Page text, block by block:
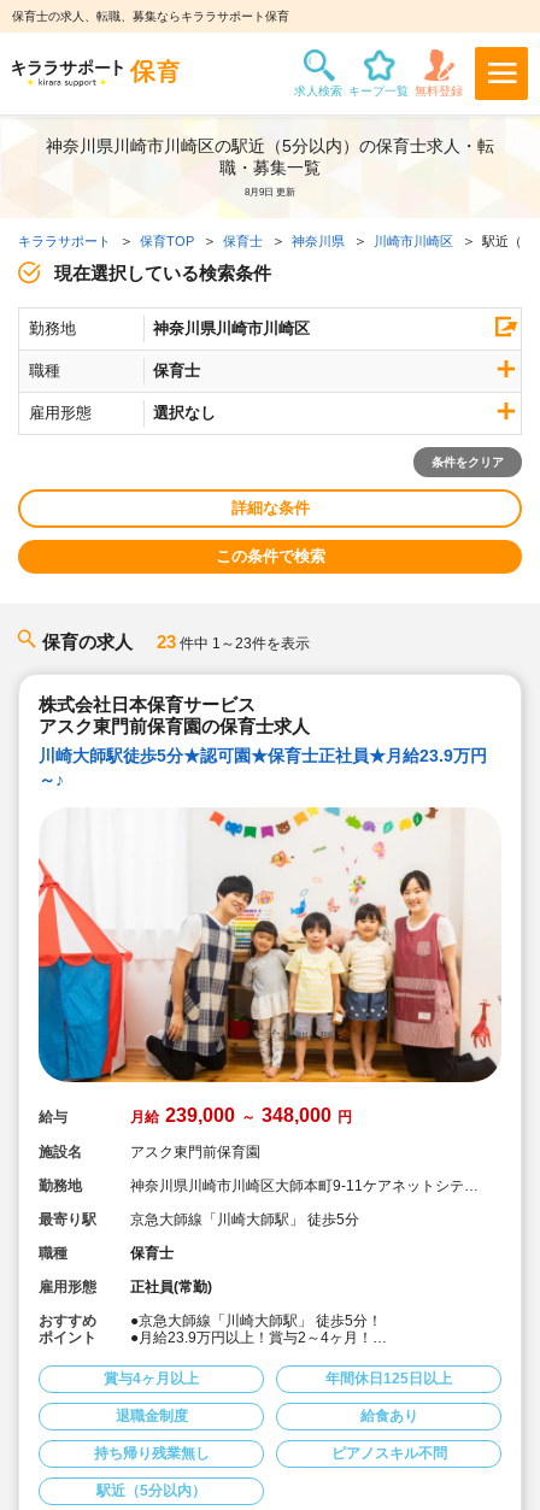
保育士の求人、転職、募集ならキララサポート保育
神奈川県川崎市川崎区の駅近（5分以内）の保育士求人・転
職・募集一覧
8月9日 更新
キララサポート 保育TOP 保育士 神奈川県 川崎市川崎区 駅近（5
現在選択している検索条件
勤務地 神奈川県川崎市川崎区
職種 保育士
雇用形態 選択なし
条件をクリア
詳細な条件
この条件で検索
保育の求人 23 件中 1～23件を表示
株式会社日本保育サービス
アスク東門前保育園の保育士求人
川崎大師駅徒歩5分★認可園★保育士正社員★月給23.9万円
～♪
給与 月給 239,000 ～ 348,000 円
施設名
アスク東門前保育園
勤務地
神奈川県川崎市川崎区大師本町9-11ケアネットシティ
最寄り駅
京急大師線「川崎大師駅」 徒歩5分
職種
保育士
雇用形態
正社員(常勤)
おすすめ
ポイント
●京急大師線「川崎大師駅」 徒歩5分！
●月給23.9万円以上！賞与2～4ヶ月！
与。有給も追加すると130日以上です！お休み取りやす
いです♪
●持ち帰り仕事NG、残業代は別途全額支給なのでオン／
オフをしっかり切り替えられます。
●「プラチナくるみん」認定を取得しており、積極的な子
育てサポートを行っております☆
●1分単位で残業代を別途支給しています！
賞与4ヶ月以上 年間休日125日以上
退職金制度 給食あり
持ち帰り残業無し ピアノスキル不問
駅近（5分以内）